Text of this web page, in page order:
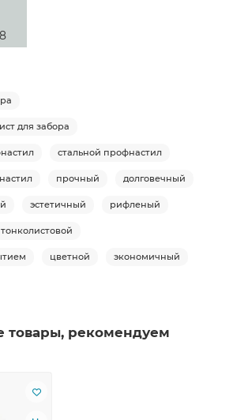
для забора
стальной профнастил
прочный долговечный
эстетичный рифленый
тонколистовой
цветной экономичный
товары, рекомендуем